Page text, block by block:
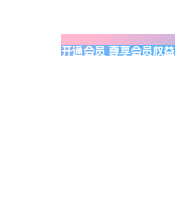
开通会员 尊享会员权益